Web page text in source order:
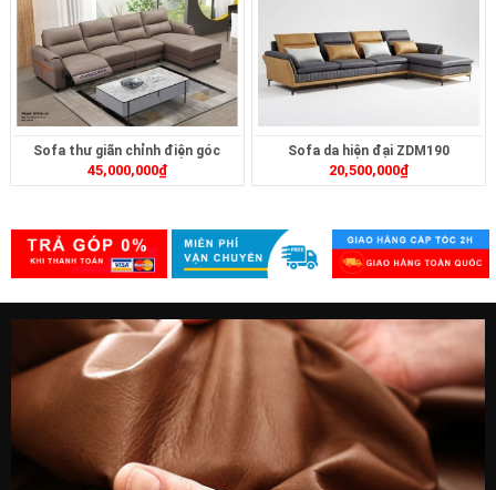
Sofa thư giãn chỉnh điện góc
ZT239
45,000,000₫
Sofa da hiện đại ZDM190
20,500,000₫